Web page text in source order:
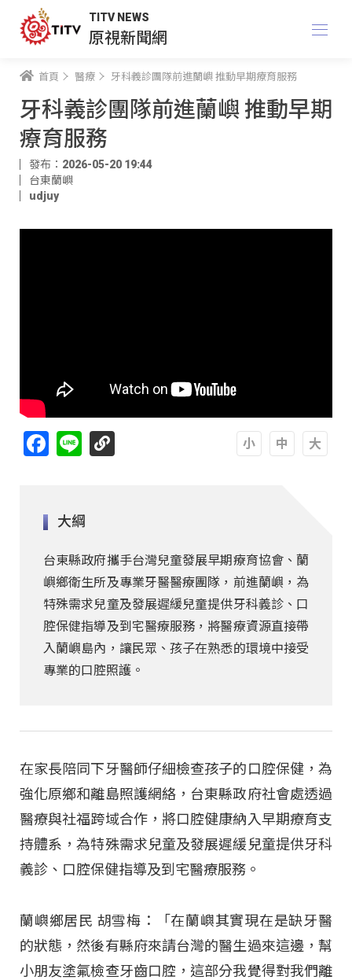
TITV NEWS
原視新聞網
首頁 醫療 牙科義診團隊前進蘭嶼 推動早期療育服務
牙科義診團隊前進蘭嶼 推動早期
療育服務
發布：2026-05-20 19:44
台東蘭嶼
udjuy
Facebook
Line
大綱
台東縣政府攜手台灣兒童發展早期療育協會、蘭
嶼鄉衛生所及專業牙醫醫療團隊，前進蘭嶼，為
特殊需求兒童及發展遲緩兒童提供牙科義診、口
腔保健指導及到宅醫療服務，將醫療資源直接帶
入蘭嶼島內，讓民眾、孩子在熟悉的環境中接受
專業的口腔照護。
在家長陪同下牙醫師仔細檢查孩子的口腔保健，為
強化原鄉和離島照護網絡，台東縣政府社會處透過
醫療與社福跨域合作，將口腔健康納入早期療育支
持體系，為特殊需求兒童及發展遲緩兒童提供牙科
義診、口腔保健指導及到宅醫療服務。
蘭嶼鄉居民 胡雪梅：「在蘭嶼其實現在是缺牙醫
的狀態，然後有縣府來請台灣的醫生過來這邊，幫
小朋友塗氟檢查牙齒口腔，這部分我覺得對我們離